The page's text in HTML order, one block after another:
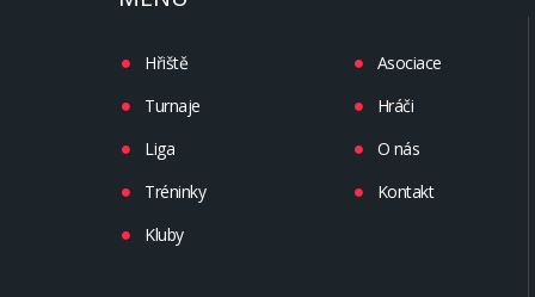
Hřiště
Turnaje
Liga
Tréninky
Kluby
Asociace
Hráči
O nás
Kontakt